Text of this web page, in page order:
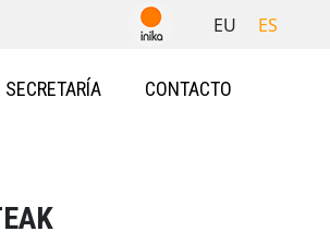
EU ES
SECRETARÍA CONTACTO
twitter
youtube
ventana-instragram